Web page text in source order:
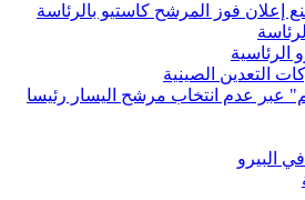
إعلان فوز المرشح كاستيو بالرئاسة
الرئاسية
التعدين الصينية
عبر عدم انتخاب مرشح اليسار رئيسا
البيرو